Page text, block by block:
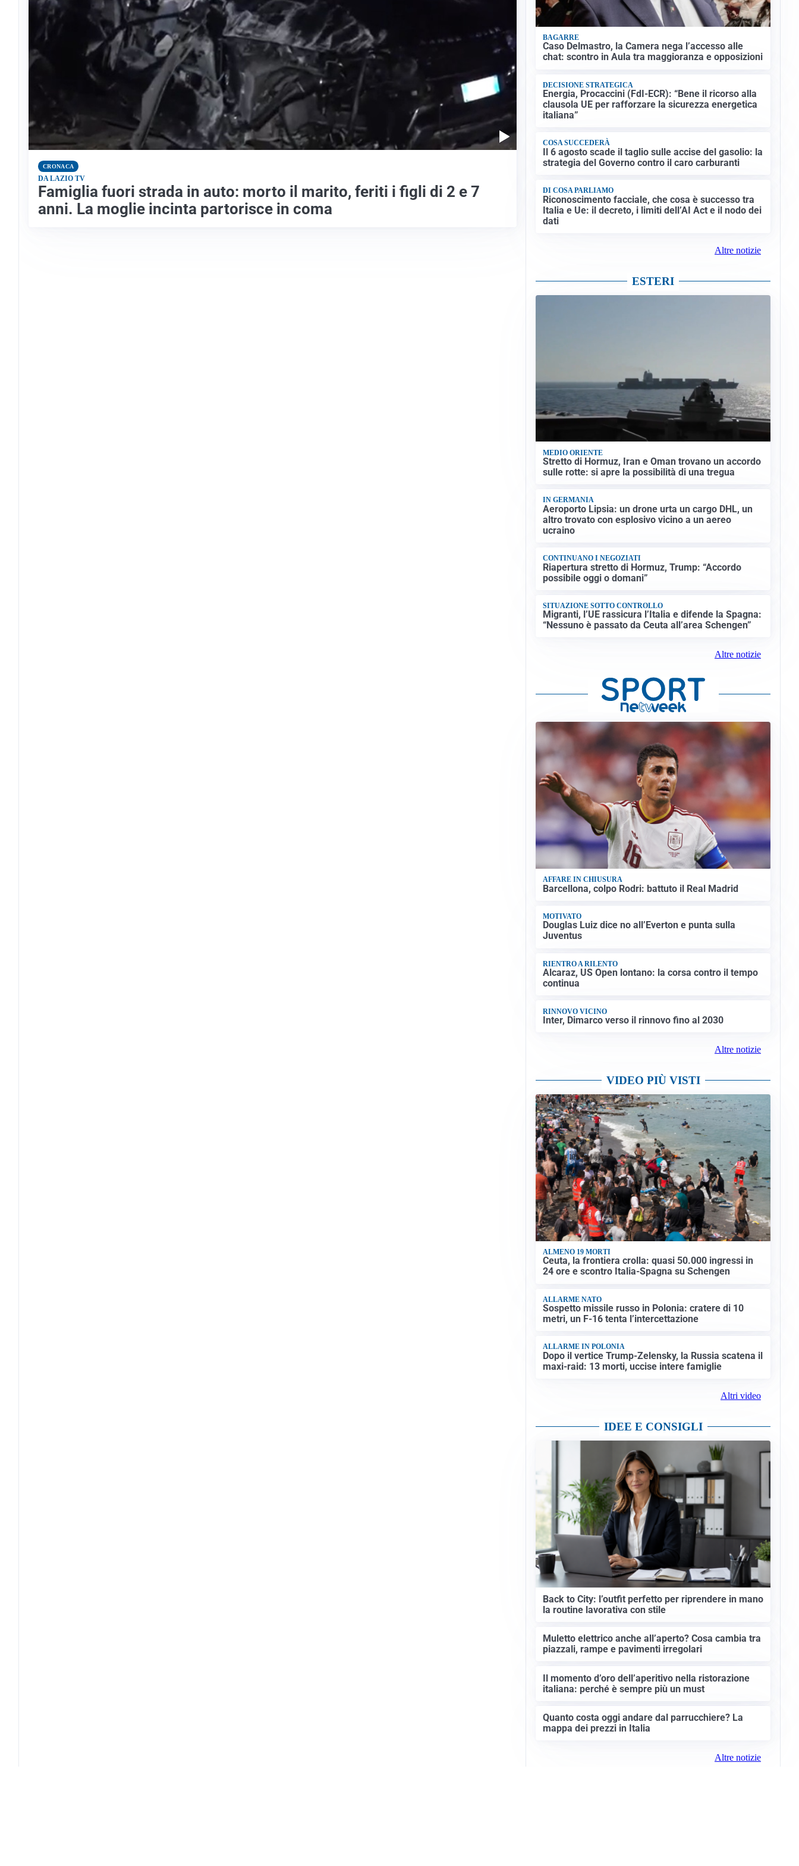
CRONACA
DA LAZIO TV
Famiglia fuori strada in auto: morto il marito, feriti i figli di 2 e 7
anni. La moglie incinta partorisce in coma
BAGARRE
Caso Delmastro, la Camera nega l’accesso alle
chat: scontro in Aula tra maggioranza e opposizioni
DECISIONE STRATEGICA
Energia, Procaccini (FdI-ECR): “Bene il ricorso alla
clausola UE per rafforzare la sicurezza energetica
italiana”
COSA SUCCEDERÀ
Il 6 agosto scade il taglio sulle accise del gasolio: la
strategia del Governo contro il caro carburanti
DI COSA PARLIAMO
Riconoscimento facciale, che cosa è successo tra
Italia e Ue: il decreto, i limiti dell’AI Act e il nodo dei
dati
Altre notizie
ESTERI
MEDIO ORIENTE
Stretto di Hormuz, Iran e Oman trovano un accordo
sulle rotte: si apre la possibilità di una tregua
IN GERMANIA
Aeroporto Lipsia: un drone urta un cargo DHL, un
altro trovato con esplosivo vicino a un aereo
ucraino
CONTINUANO I NEGOZIATI
Riapertura stretto di Hormuz, Trump: “Accordo
possibile oggi o domani”
SITUAZIONE SOTTO CONTROLLO
Migranti, l’UE rassicura l’Italia e difende la Spagna:
“Nessuno è passato da Ceuta all’area Schengen”
Altre notizie
AFFARE IN CHIUSURA
Barcellona, colpo Rodri: battuto il Real Madrid
MOTIVATO
Douglas Luiz dice no all’Everton e punta sulla
Juventus
RIENTRO A RILENTO
Alcaraz, US Open lontano: la corsa contro il tempo
continua
RINNOVO VICINO
Inter, Dimarco verso il rinnovo fino al 2030
Altre notizie
VIDEO PIÙ VISTI
ALMENO 19 MORTI
Ceuta, la frontiera crolla: quasi 50.000 ingressi in
24 ore e scontro Italia-Spagna su Schengen
ALLARME NATO
Sospetto missile russo in Polonia: cratere di 10
metri, un F-16 tenta l’intercettazione
ALLARME IN POLONIA
Dopo il vertice Trump-Zelensky, la Russia scatena il
maxi-raid: 13 morti, uccise intere famiglie
Altri video
IDEE E CONSIGLI
Back to City: l’outfit perfetto per riprendere in mano
la routine lavorativa con stile
Muletto elettrico anche all’aperto? Cosa cambia tra
piazzali, rampe e pavimenti irregolari
Il momento d’oro dell’aperitivo nella ristorazione
italiana: perché è sempre più un must
Quanto costa oggi andare dal parrucchiere? La
mappa dei prezzi in Italia
Altre notizie